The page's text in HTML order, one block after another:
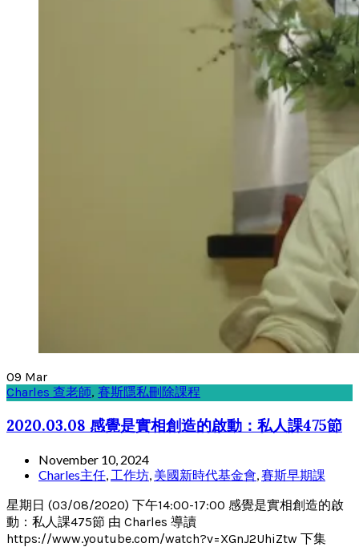
09 Mar
Charles 查老師, 賽斯隱私刪除課程
2020.03.08 感覺是實相創造的啟動：私人課475節
November 10, 2024
Charles主任, 工作坊, 美國新時代基金會,賽斯早期課
星期日 (03/08/2020) 下午14:00-17:00 感覺是實相創造的啟
動：私人課475節 由 Charles 導讀
https://www.youtube.com/watch?v=XGnJ2UhiZtw 下集